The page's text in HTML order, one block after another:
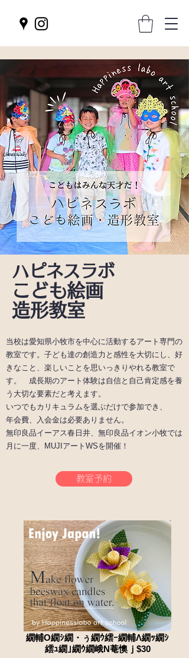
ハピネスラボ
こども絵画
造形教室
当校は愛知県小牧市を中心に活動するアート専門の
教室です。子ども達の創造力と感性を大切にし、好
きなこと、楽しいことを思いっきりやれる教室で
す。 成長期のアート体験は自信と自己肯定感を養
う大切な要素だと考えます。
いつでもカリキュラムを選ぶだけで参加でき、
年会費、入会金は必要ありません。
無印良品イーアス春日井、無印良品イオン小牧では
月に一度、MUJIアートWSを開催！
教室予約
繝輔Ο繝ｼ繝・ぅ繝ｳ繧ｰ繝輔Λ繝ｯ繝ｼ
繧ｭ繝｣繝ｳ繝峨Ν菴懊ｊ$30